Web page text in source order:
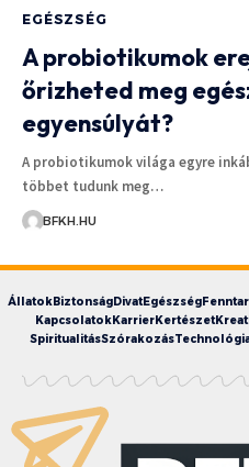
EGÉSZSÉG
A probiotikumok
őrizheted meg
egyensúlyát?
A probiotikumok világa egyre
többet tudunk meg…
BFKH.HU
ÁllatokBiztonságDivatEgészség
KapcsolatokKarrierKertészet
SpiritualitásSzórakozás